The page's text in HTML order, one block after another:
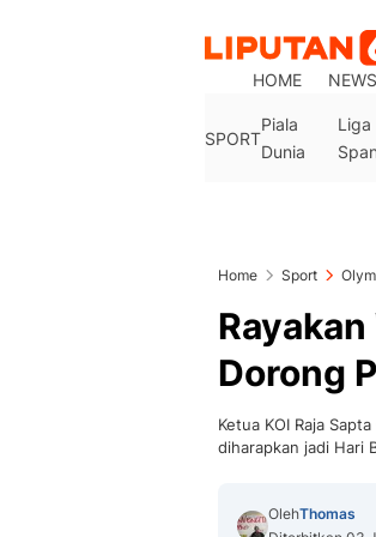
HOME
NEWS
SPORT
Piala
Dunia
Liga
Home Sport
Dorong
Ketua KOI Raja
diharapkan jadi Hari
OlehThomas